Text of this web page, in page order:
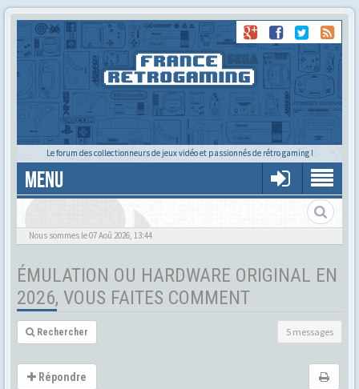
Le forum des collectionneurs de jeux vidéo et passionnés de rétro gaming !
MENU
Nous sommes le 07 Aoû 2026, 13:44
ÉMULATION OU HARDWARE ORIGINAL EN
2026, VOUS FAITES COMMENT
5 messages
Rechercher
Répondre